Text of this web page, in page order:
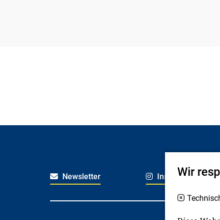
Newsletter Instagram
Wir